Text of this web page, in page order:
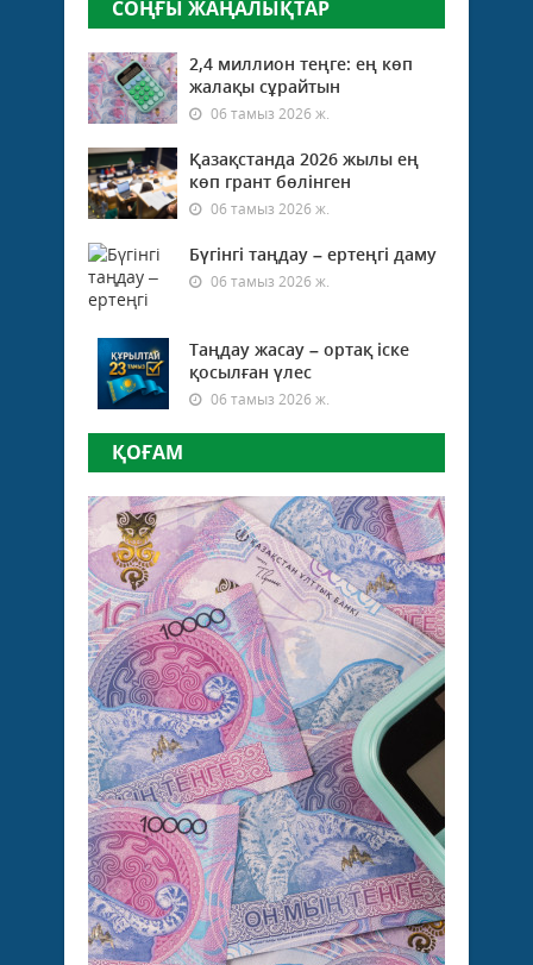
СОҢҒЫ ЖАҢАЛЫҚТАР
2,4 миллион теңге: ең көп
жалақы сұрайтын
06 тамыз 2026 ж.
Қазақстанда 2026 жылы ең
көп грант бөлінген
06 тамыз 2026 ж.
Бүгінгі таңдау – ертеңгі даму
06 тамыз 2026 ж.
Таңдау жасау – ортақ іске
қосылған үлес
06 тамыз 2026 ж.
ҚОҒАМ